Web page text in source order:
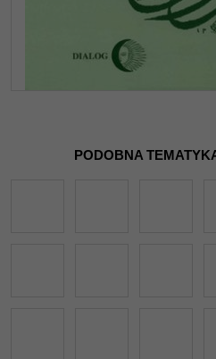
PODOBNA